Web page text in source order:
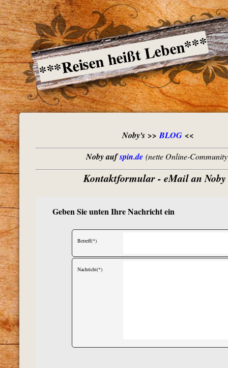
***Reisen heißt Leben***
Noby's >>BLOG<<
Noby aufspin.de (nette Online-
Kontaktformular - eMail an
Geben Sie unten Ihre Nachricht ein
Betreff(*)
Nachricht(*)